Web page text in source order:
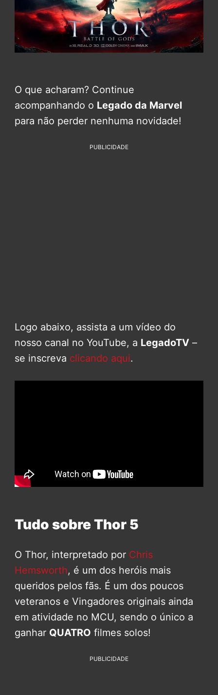
O que acharam? Continue
acompanhando o Legado da Marvel
para não perder nenhuma novidade!
PUBLICIDADE
Logo abaixo, assista a um vídeo do
nosso canal no YouTube, a LegadoTV –
se inscreva clicando aqui.
Tudo sobre Thor 5
O Thor, interpretado por Chris
Hemsworth, é um dos heróis mais
queridos pelos fãs. É um dos poucos
veteranos e Vingadores originais ainda
em atividade no MCU, sendo o único a
ganhar QUATRO filmes solos!
PUBLICIDADE